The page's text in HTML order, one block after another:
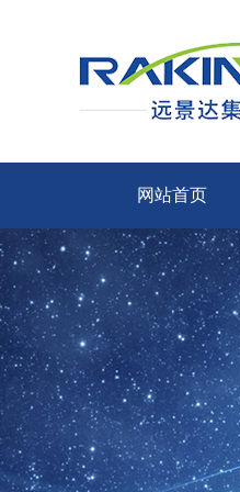
网站首页